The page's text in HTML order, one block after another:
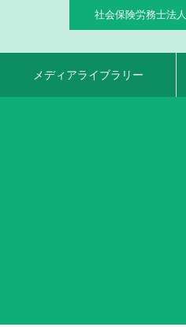
社会保険労務士法人
メディアライブラリー